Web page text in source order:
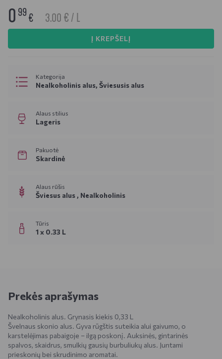
0 99€ 3.00 € / L
Į KREPŠELĮ
Kategorija
Nealkoholinis alus, Šviesusis alus
Alaus stilius
Lageris
Pakuotė
Skardinė
Alaus rūšis
Šviesus alus , Nealkoholinis
Tūris
1 x 0.33 L
Prekės aprašymas
Nealkoholinis alus. Grynasis kiekis 0,33 L
Švelnaus skonio alus. Gyva rūgštis suteikia alui gaivumo, o
karstelėjimas pabaigoje – ilgą poskonį. Auksinės, gintarinės
spalvos, skaidrus, smulkių gausių burbuliukų alus. Juntami
prieskonių bei skrudinimo aromatai.